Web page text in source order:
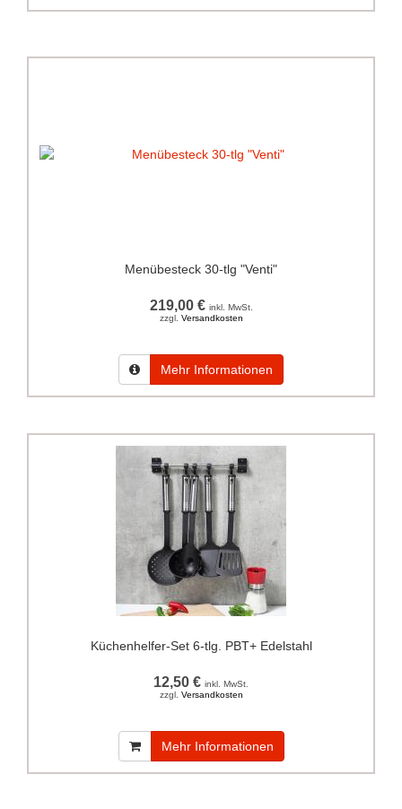
Menübesteck 30-tlg "Venti"
219,00 € inkl. MwSt.
zzgl. Versandkosten
Mehr Informationen
Küchenhelfer-Set 6-tlg. PBT+ Edelstahl
12,50 € inkl. MwSt.
zzgl. Versandkosten
Mehr Informationen